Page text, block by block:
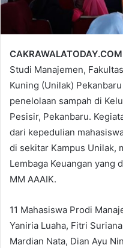
CAKRAWALATODAY.COM
Studi Manajemen,
Kuning (Unilak)
penelolaan sampah di
Pesisir, Pekanbaru.
dari kepedulian
di sekitar Kampus Unilak,
Lembaga Keuangan yang
MM AAAIK.
11 Mahasiswa Prodi
Yaniria Luaha, Fitri
Mardian Nata, Dian Ayu